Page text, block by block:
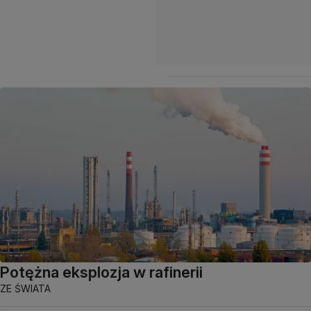
Potężna eksplozja w rafinerii
ZE ŚWIATA